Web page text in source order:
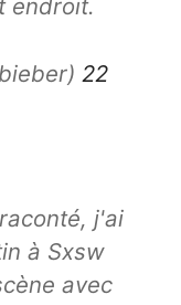
endroit.
22
j'ai
à Sxsw
avec